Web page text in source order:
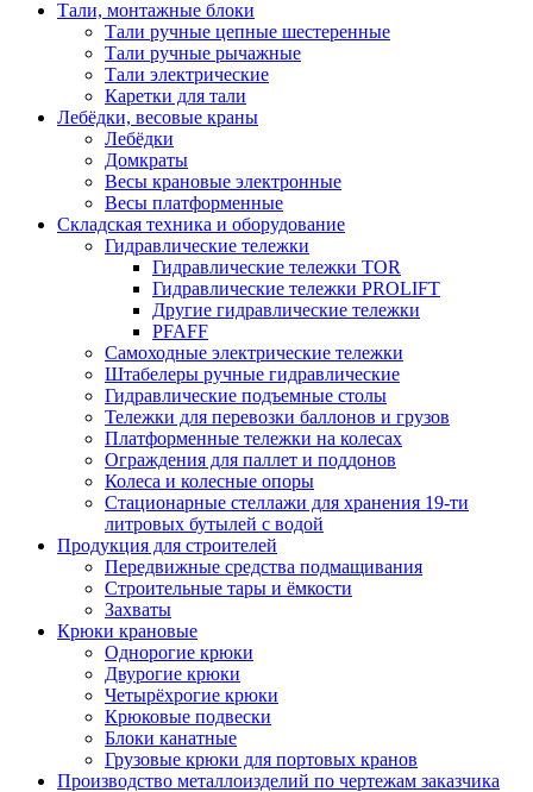
Тали, монтажные блоки
Тали ручные цепные шестеренные
Тали ручные рычажные
Тали электрические
Каретки для тали
Лебёдки, весовые краны
Лебёдки
Домкраты
Весы крановые электронные
Весы платформенные
Складская техника и оборудование
Гидравлические тележки
Гидравлические тележки TOR
Гидравлические тележки PROLIFT
Другие гидравлические тележки
PFAFF
Самоходные электрические тележки
Штабелеры ручные гидравлические
Гидравлические подъемные столы
Тележки для перевозки баллонов и грузов
Платформенные тележки на колесах
Ограждения для паллет и поддонов
Колеса и колесные опоры
Стационарные стеллажи для хранения 19-ти
литровых бутылей с водой
Продукция для строителей
Передвижные средства подмащивания
Строительные тары и ёмкости
Захваты
Крюки крановые
Однорогие крюки
Двурогие крюки
Четырёхрогие крюки
Крюковые подвески
Блоки канатные
Грузовые крюки для портовых кранов
Производство металлоизделий по чертежам заказчика